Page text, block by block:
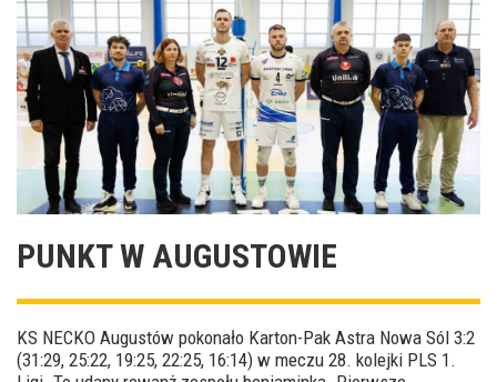
PUNKT W AUGUSTOWIE
KS NECKO Augustów pokonało Karton-Pak Astra Nowa Sól 3:2
(31:29, 25:22, 19:25, 22:25, 16:14) w meczu 28. kolejki PLS 1.